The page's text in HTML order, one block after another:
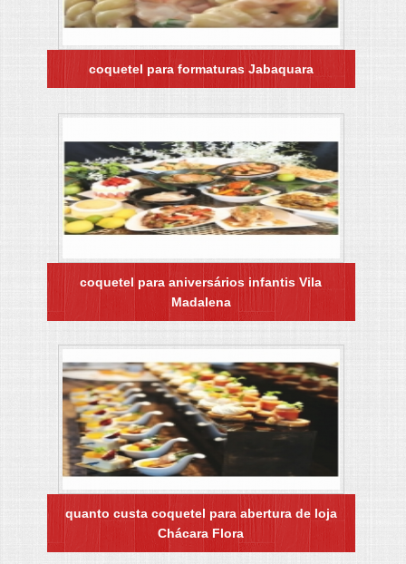
coquetel para formaturas Jabaquara
coquetel para aniversários infantis Vila
Madalena
quanto custa coquetel para abertura de loja
Chácara Flora